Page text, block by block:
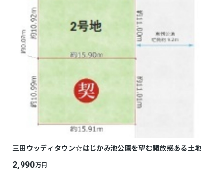
三田ウッディタウン☆はじかみ池公園を望む開放感ある土地
2,990万円